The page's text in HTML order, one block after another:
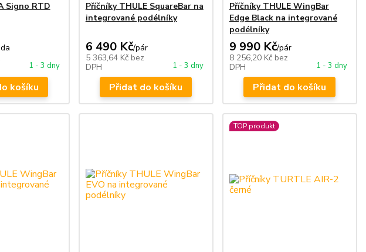
Signo RTD
1 - 3 dny
košíku
Příčníky THULE SquareBar na
integrované podélníky
6 490 Kč/pár
5 363,64 Kč bez
DPH
1 - 3 dny
Přidat do košíku
Příčníky THULE WingBar
Edge Black na integrované
podélníky
9 990 Kč/pár
8 256,20 Kč bez
DPH
1 - 3 dny
Přidat do košíku
TOP produkt